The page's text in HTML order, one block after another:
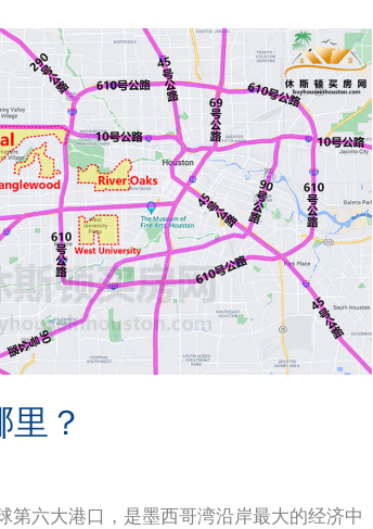
？
第六大港口，是墨西哥湾沿岸最大的经济中